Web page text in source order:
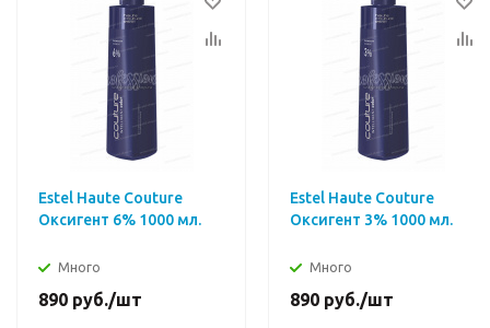
Estel Haute Couture
Оксигент 6% 1000 мл.
Много
890 руб./шт
Estel Haute Couture
Оксигент 3% 1000 мл.
Много
890 руб./шт